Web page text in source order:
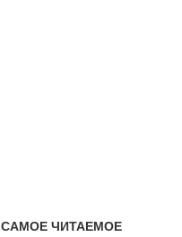
САМОЕ ЧИТАЕМОЕ